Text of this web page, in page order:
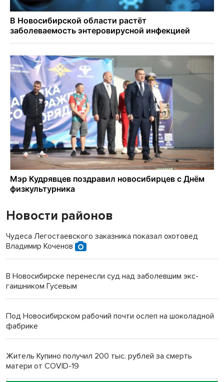
Новости районов
Чудеса Легостаевского заказника показал охотовед
Владимир Коченов
В Новосибирске перенесли суд над заболевшим экс-
гаишником Гусевым
Под Новосибирском рабочий почти ослеп на шоколадной
фабрике
Житель Купино получил 200 тыс. рублей за смерть
матери от COVID-19